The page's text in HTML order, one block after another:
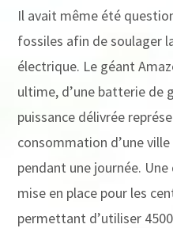
Il avait même été
fossiles afin de soulager
électrique. Le géant
ultime, d’une batterie de
puissance délivrée
consommation d’une
pendant une journée.
mise en place pour les
permettant d’utiliser